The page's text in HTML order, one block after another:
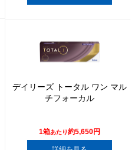
デイリーズ トータル ワン マル
チフォーカル
1箱あたり約5,650円